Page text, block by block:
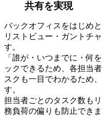
共有を実現
バックオフィスをはじめ
リストビュー・ガントチ
す。
「誰が・いつまでに・何
ックできるため、各担当
スクも一目でわかるため
す。
担当者ごとのタスク数も
務負荷の偏りも防止できま